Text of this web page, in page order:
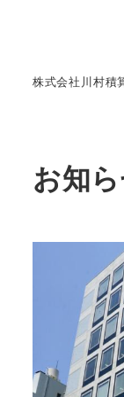
株式会社川村
お知